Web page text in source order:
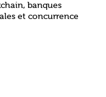
banques
et concurrence